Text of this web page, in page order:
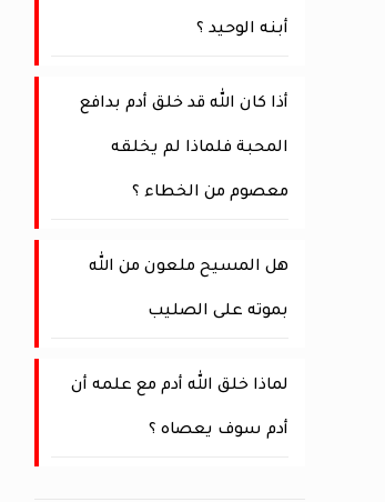
أبنه الوحيد ؟
أذا كان الله قد خلق أدم بدافع
المحبة فلماذا لم يخلقه
معصوم من الخطاء ؟
هل المسيح ملعون من الله
بموته على الصليب
لماذا خلق الله أدم مع علمه أن
أدم سوف يعصاه ؟